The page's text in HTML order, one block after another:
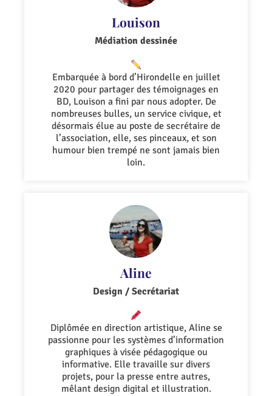
Louison
Médiation dessinée
Embarquée à bord d’Hirondelle en juillet
2020 pour partager des témoignages en
BD, Louison a fini par nous adopter. De
nombreuses bulles, un service civique, et
désormais élue au poste de secrétaire de
l’association, elle, ses pinceaux, et son
humour bien trempé ne sont jamais bien
loin.
Aline
Design / Secrétariat
Diplômée en direction artistique, Aline se
passionne pour les systèmes d’information
graphiques à visée pédagogique ou
informative. Elle travaille sur divers
projets, pour la presse entre autres,
mêlant design digital et illustration.